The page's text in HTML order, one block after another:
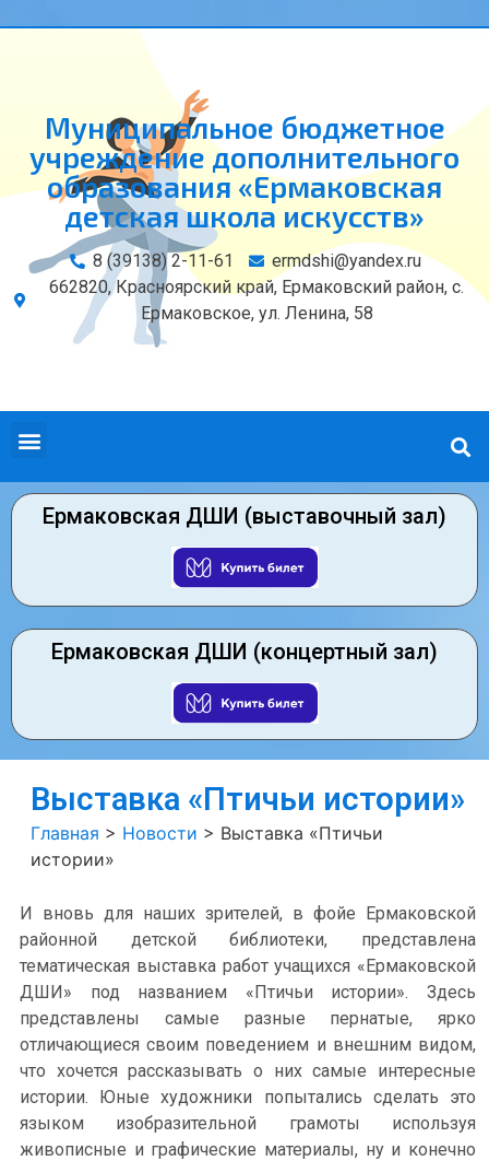
Муниципальное бюджетное
учреждение дополнительного
образования «Ермаковская
детская школа искусств»
8 (39138) 2-11-61
ermdshi@yandex.ru
662820, Красноярский край, Ермаковский район, с.
Ермаковское, ул. Ленина, 58
Ермаковская ДШИ (выставочный зал)
Ермаковская ДШИ (концертный зал)
Выставка «Птичьи истории»
Главная > Новости > Выставка «Птичьи
истории»
И вновь для наших зрителей, в фойе Ермаковской
районной детской библиотеки, представлена
тематическая выставка работ учащихся «Ермаковской
ДШИ» под названием «Птичьи истории». Здесь
представлены самые разные пернатые, ярко
отличающиеся своим поведением и внешним видом,
что хочется рассказывать о них самые интересные
истории. Юные художники попытались сделать это
языком изобразительной грамоты используя
живописные и графические материалы, ну и конечно